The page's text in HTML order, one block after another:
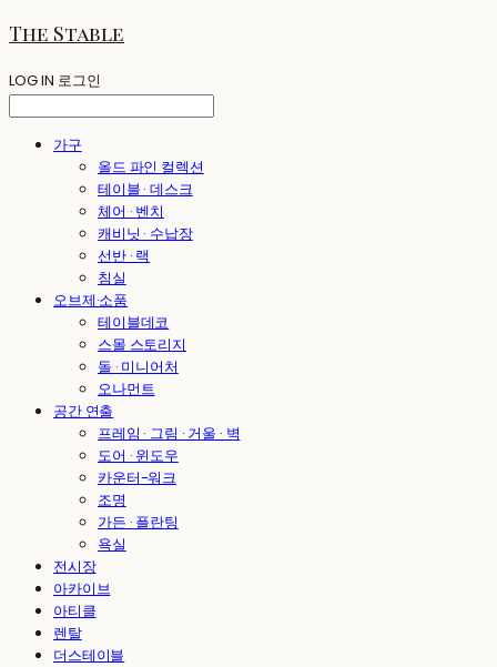
The Stable
LOG IN 로그인
가구
올드 파인 컬렉션
테이블 · 데스크
체어 · 벤치
캐비닛 · 수납장
선반 · 랙
침실
오브제·소품
테이블데코
스몰 스토리지
돌 · 미니어처
오나먼트
공간 연출
프레임 · 그림 · 거울 · 벽
도어 · 윈도우
카운터-워크
조명
가든 · 플란팅
욕실
전시장
아카이브
아티클
렌탈
더스테이블